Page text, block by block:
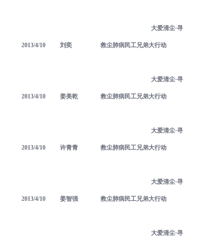
2013/4/10 刘奕
大爱清尘·寻
救尘肺病民工兄弟大行动
2013/4/10 姜美乾
大爱清尘·寻
救尘肺病民工兄弟大行动
2013/4/10 许青青
大爱清尘·寻
救尘肺病民工兄弟大行动
2013/4/10 姜智强
大爱清尘·寻
救尘肺病民工兄弟大行动
大爱清尘·寻